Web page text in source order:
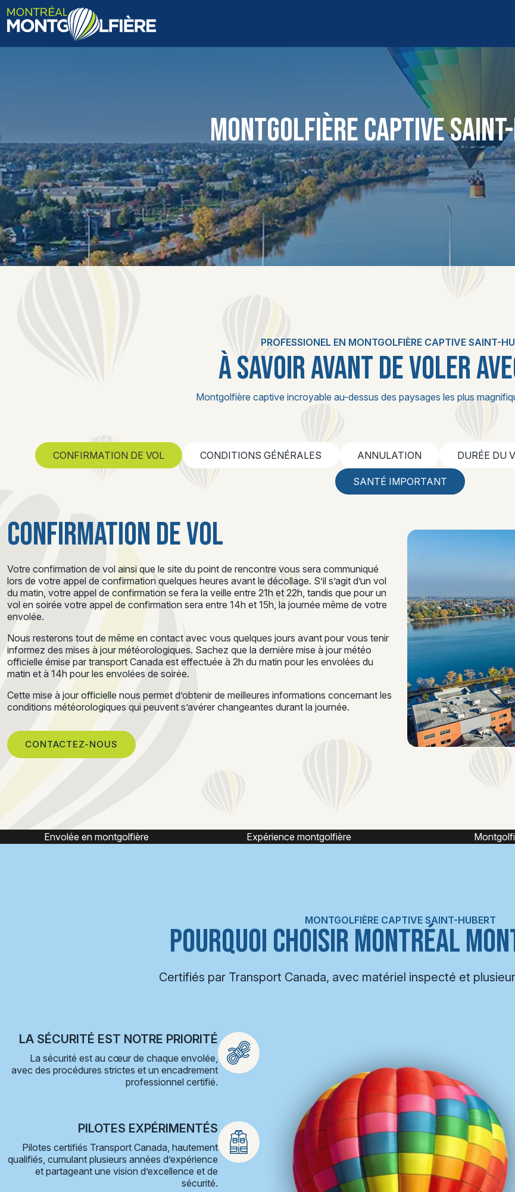
BLOGUE
PHOTOS ET VIDÉOS
CONTACT
EN
MONTGOLFIÈRE CAPTIVE
PROFESSIONEL EN MONTGOLFIÈRE CAPTIVE SAINT-
À SAVOIR AVANT DE VOLER
Montgolfière captive incroyable au-dessus des paysages les plus
CONFIRMATION DE VOL CONDITIONS GÉNÉRALES ANNULATION DURÉE DU
SANTÉ IMPORTANT
CONFIRMATION DE VOL
Votre confirmation de vol ainsi que le site du point de rencontre vous sera communiqué
lors de votre appel de confirmation quelques heures avant le décollage. S’il s’agit d’un vol
du matin, votre appel de confirmation se fera la veille entre 21h et 22h, tandis que pour un
vol en soirée votre appel de confirmation sera entre 14h et 15h, la journée même de votre
envolée.
Nous resterons tout de même en contact avec vous quelques jours avant pour vous tenir
informez des mises à jour météorologiques. Sachez que la dernière mise à jour météo
officielle émise par transport Canada est effectuée à 2h du matin pour les envolées du
matin et à 14h pour les envolées de soirée.
Cette mise à jour officielle nous permet d’obtenir de meilleures informations concernant les
conditions météorologiques qui peuvent s’avérer changeantes durant la journée.
CONTACTEZ-NOUS
Expérience montgolfière Montgolfière Vol captif
MONTGOLFIÈRE CAPTIVE SAINT-HUBERT
POURQUOI CHOISIR MONTRÉAL
Certifiés par Transport Canada, avec matériel inspecté et
LA SÉCURITÉ EST NOTRE PRIORITÉ
La sécurité est au cœur de chaque envolée,
avec des procédures strictes et un encadrement
professionnel certifié.
PILOTES EXPÉRIMENTÉS
Pilotes certifiés Transport Canada, hautement
qualifiés, cumulant plusieurs années d’expérience
et partageant une vision d’excellence et de
sécurité.